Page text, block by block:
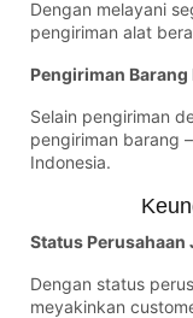
Dengan melayani
pengiriman alat
Pengiriman Barang
Selain pengiriman
pengiriman barang
Indonesia.
Status Perusahaan
Dengan status
meyakinkan